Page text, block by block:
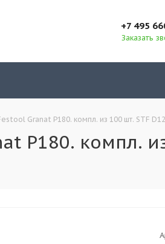
+7 495
Заказать
Granat P180. компл. из 100 шт. STF
компл.